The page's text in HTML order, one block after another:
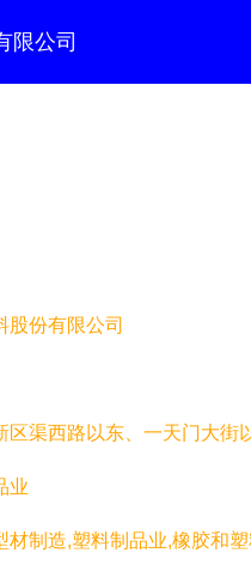
限公司
股份有限公司
区渠西路以东、一天门大街
业
材制造,塑料制品业,橡胶和